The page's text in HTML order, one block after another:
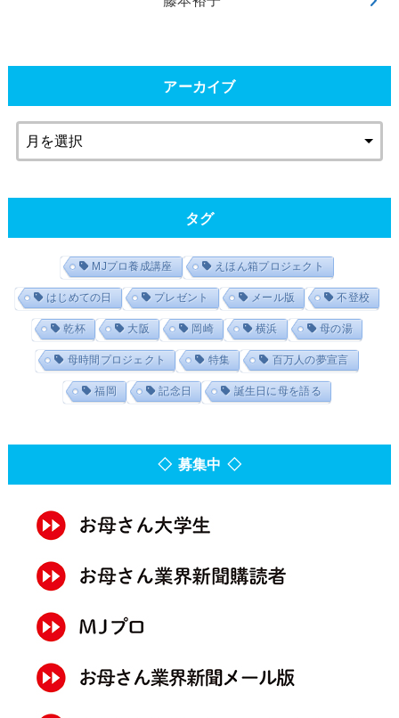
アーカイブ
タグ
MJプロ養成講座 えほん箱プロジェクト
はじめての日 プレゼント メール版 不登校
乾杯 大阪 岡崎 横浜 母の湯
母時間プロジェクト 特集 百万人の夢宣言
福岡 記念日 誕生日に母を語る
◇ 募集中 ◇